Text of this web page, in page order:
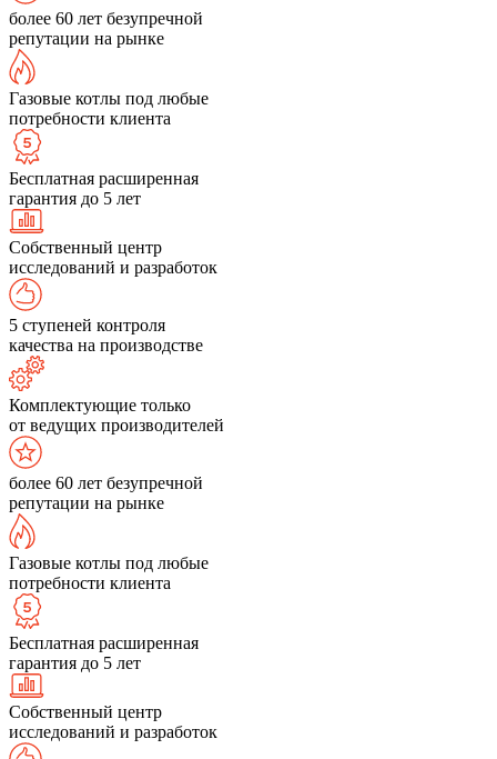
более 60 лет безупречной
репутации на рынке
Газовые котлы под любые
потребности клиента
Бесплатная расширенная
гарантия до 5 лет
Собственный центр
исследований и разработок
5 ступеней контроля
качества на производстве
Комплектующие только
от ведущих производителей
более 60 лет безупречной
репутации на рынке
Газовые котлы под любые
потребности клиента
Бесплатная расширенная
гарантия до 5 лет
Собственный центр
исследований и разработок